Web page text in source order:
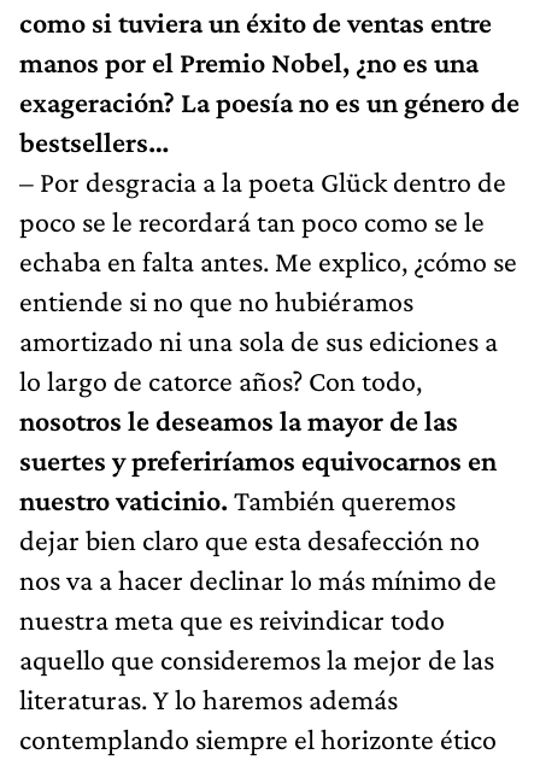
como si tuviera un éxito de ventas entre
manos por el Premio Nobel, ¿no es una
exageración? La poesía no es un género de
bestsellers…
– Por desgracia a la poeta Glück dentro de
poco se le recordará tan poco como se le
echaba en falta antes. Me explico, ¿cómo se
entiende si no que no hubiéramos
amortizado ni una sola de sus ediciones a
lo largo de catorce años? Con todo,
nosotros le deseamos la mayor de las
suertes y preferiríamos equivocarnos en
nuestro vaticinio. También queremos
dejar bien claro que esta desafección no
nos va a hacer declinar lo más mínimo de
nuestra meta que es reivindicar todo
aquello que consideremos la mejor de las
literaturas. Y lo haremos además
contemplando siempre el horizonte ético